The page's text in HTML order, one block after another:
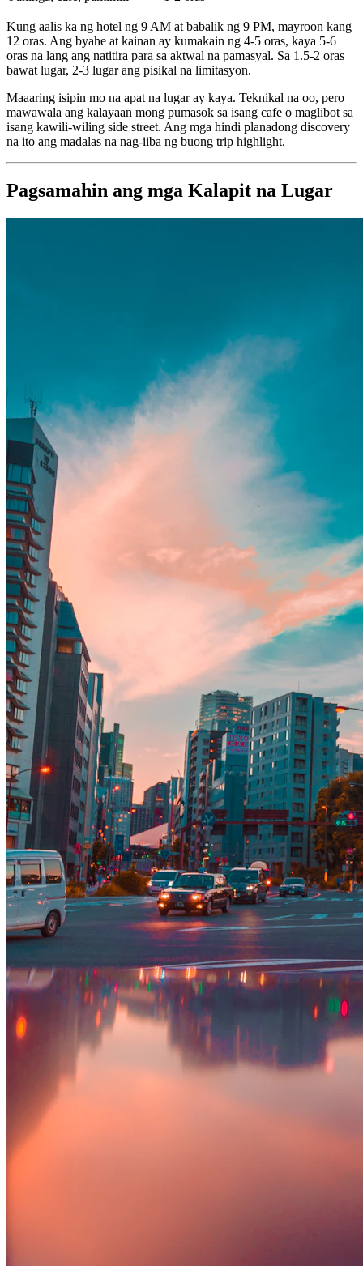
Kung aalis ka ng hotel ng 9 AM at babalik ng 9 PM, mayroon kang
12 oras. Ang byahe at kainan ay kumakain ng 4-5 oras, kaya 5-6
oras na lang ang natitira para sa aktwal na pamasyal. Sa 1.5-2 oras
bawat lugar, 2-3 lugar ang pisikal na limitasyon.
Maaaring isipin mo na apat na lugar ay kaya. Teknikal na oo, pero
mawawala ang kalayaan mong pumasok sa isang cafe o maglibot sa
isang kawili-wiling side street. Ang mga hindi planadong discovery
na ito ang madalas na nag-iiba ng buong trip highlight.
Pagsamahin ang mga Kalapit na Lugar